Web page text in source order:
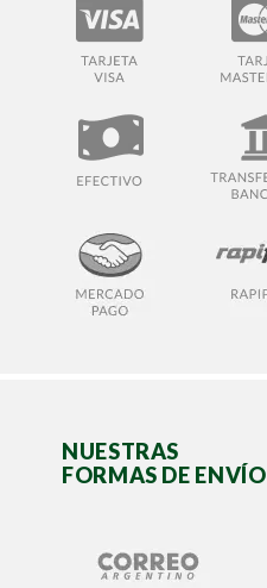
NUESTRAS
FORMAS DE ENVÍO